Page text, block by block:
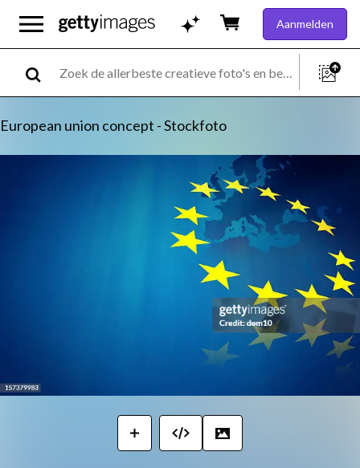
Aanmelden
European union concept - Stockfoto